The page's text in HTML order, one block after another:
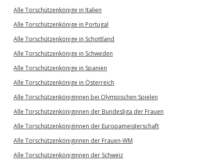
Alle Torschützenkönige in Italien
Alle Torschützenkönige in Portugal
Alle Torschützenkönige in Schottland
Alle Torschützenkönige in Schweden
Alle Torschützenkönige in Spanien
Alle Torschützenkönige in Österreich
Alle Torschützenköniginnen bei Olympischen Spielen
Alle Torschützenköniginnen der Bundesliga der Frauen
Alle Torschützenköniginnen der Europameisterschaft
Alle Torschützenköniginnen der Frauen-WM
Alle Torschützenköniginnen der Schweiz